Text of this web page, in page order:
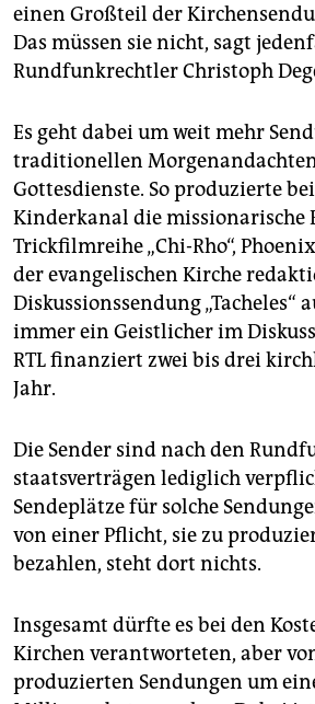
einen Großteil der
Das müssen sie nicht, sagt
Rundfunkrechtler Christoph
Es geht dabei um weit mehr
traditionellen
Gottesdienste. So produzierte
Kinderkanal die missionarische
Trickfilmreihe „Chi-Rho“,
der evangelischen Kirche
Diskussionssendung „Tacheles“
immer ein Geistlicher im
RTL finanziert zwei bis drei
Jahr.
Die Sender sind nach den
staatsverträgen lediglich
Sendeplätze für solche
von einer Pflicht, sie zu
bezahlen, steht dort nichts.
Insgesamt dürfte es bei den
Kirchen verantworteten, aber
produzierten Sendungen um